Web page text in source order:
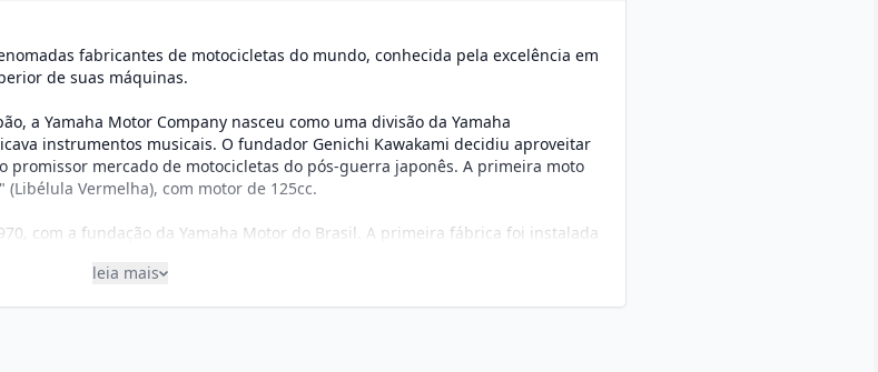
fabricantes de motocicletas do mundo, conhecida pela excelência em
de suas máquinas.
a Yamaha Motor Company nasceu como uma divisão da Yamaha
instrumentos musicais. O fundador Genichi Kawakami decidiu aproveitar
mercado de motocicletas do pós-guerra japonês. A primeira moto
Vermelha), com motor de 125cc.
com a fundação da Yamaha Motor do Brasil. A primeira fábrica foi instalada
onde mantém suas operações até hoje, beneficiando-se dos incentivos
leia mais